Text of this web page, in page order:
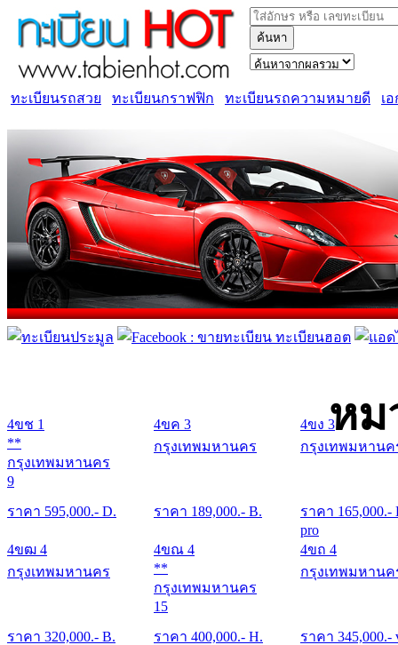
ค้นหา
ทะเบียนรถสวย ทะเบียนกราฟฟิก ทะเบียนรถความหมายดี เ
หม
4ขช 1
**
กรุงเทพมหานคร
9
ราคา 595,000.- D.
4ขค 3
กรุงเทพมหานคร
ราคา 189,000.- B.
4ขง 3
กรุงเทพมหานค
ราคา 165,000.-
4ขฒ 4
กรุงเทพมหานคร
ราคา 320,000.- B.
4ขณ 4
**
กรุงเทพมหานคร
15
ราคา 400,000.- H.
pro
4ขถ 4
กรุงเทพมหานค
ราคา 345,000.-